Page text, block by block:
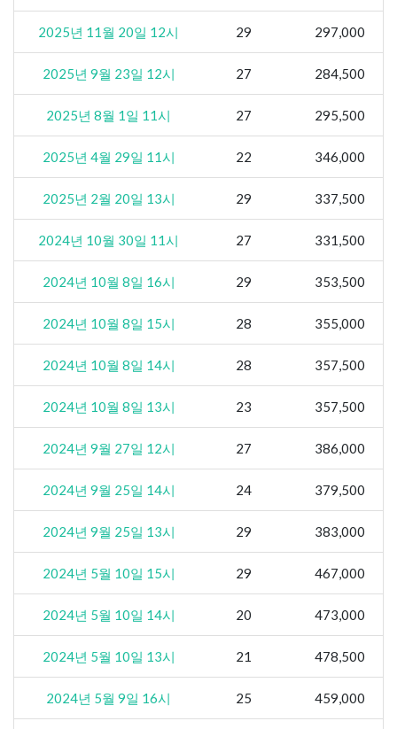
2025년 11월 20일 12시 29 297,000
2025년 9월 23일 12시 27 284,500
2025년 8월 1일 11시 27 295,500
2025년 4월 29일 11시 22 346,000
2025년 2월 20일 13시 29 337,500
2024년 10월 30일 11시 27 331,500
2024년 10월 8일 16시 29 353,500
2024년 10월 8일 15시 28 355,000
2024년 10월 8일 14시 28 357,500
2024년 10월 8일 13시 23 357,500
2024년 9월 27일 12시 27 386,000
2024년 9월 25일 14시 24 379,500
2024년 9월 25일 13시 29 383,000
2024년 5월 10일 15시 29 467,000
2024년 5월 10일 14시 20 473,000
2024년 5월 10일 13시 21 478,500
2024년 5월 9일 16시 25 459,000